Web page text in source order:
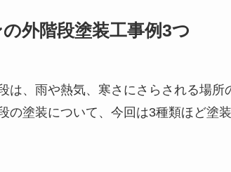
外階段塗装工事例3つ
は、雨や熱気、寒さにさらされる場所
の塗装について、今回は3種類ほど塗